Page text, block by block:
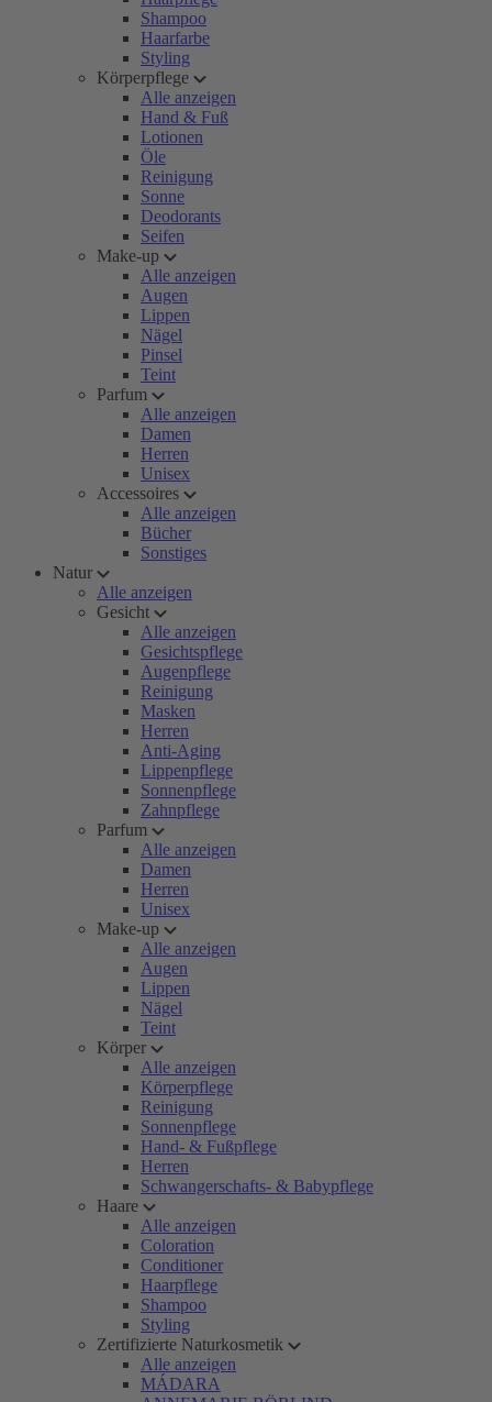
Shampoo
Haarfarbe
Styling
Körperpflege
Alle anzeigen
Hand & Fuß
Lotionen
Öle
Reinigung
Sonne
Deodorants
Seifen
Make-up
Alle anzeigen
Augen
Lippen
Nägel
Pinsel
Teint
Parfum
Alle anzeigen
Damen
Herren
Unisex
Accessoires
Alle anzeigen
Bücher
Sonstiges
Natur
Alle anzeigen
Gesicht
Alle anzeigen
Gesichtspflege
Augenpflege
Reinigung
Masken
Herren
Anti-Aging
Lippenpflege
Sonnenpflege
Zahnpflege
Parfum
Alle anzeigen
Damen
Herren
Unisex
Make-up
Alle anzeigen
Augen
Lippen
Nägel
Teint
Körper
Alle anzeigen
Körperpflege
Reinigung
Sonnenpflege
Hand- & Fußpflege
Herren
Schwangerschafts- & Babypflege
Haare
Alle anzeigen
Coloration
Conditioner
Haarpflege
Shampoo
Styling
Zertifizierte Naturkosmetik
Alle anzeigen
MÁDARA